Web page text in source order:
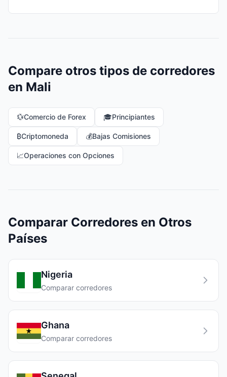
Compare otros tipos de corredores
en Mali
💱Comercio de Forex 🎓Principiantes
₿Criptomoneda 💰Bajas Comisiones
📈Operaciones con Opciones
Comparar Corredores en Otros
Países
Nigeria
Comparar corredores
Ghana
Comparar corredores